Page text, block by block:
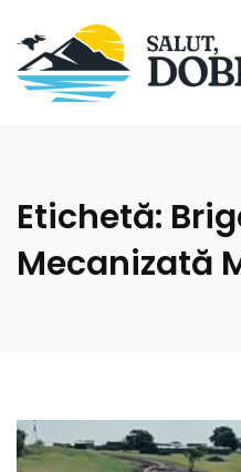
Etichetă:
Mecanizată